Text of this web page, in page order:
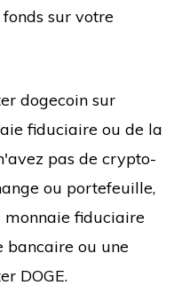
sur votre
dogecoin sur
fiduciaire ou de la
pas de crypto-
ou portefeuille,
monnaie fiduciaire
bancaire ou une
DOGE.